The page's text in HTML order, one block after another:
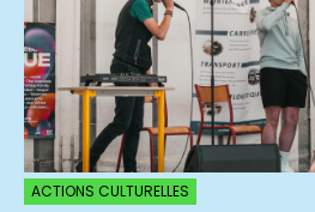
ACTIONS CULTURELLES